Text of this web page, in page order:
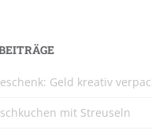
Geld kreativ
mit Streuseln